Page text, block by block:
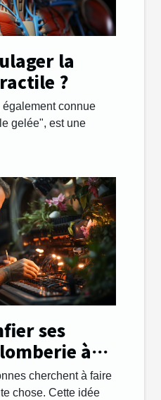
la
?
également connue
gelée", est une
ses
à
?cherchent à faire
chose. Cette idée